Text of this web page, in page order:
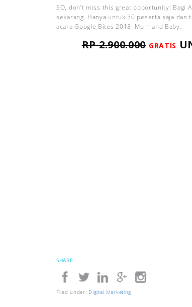
SO, don’t miss this great opportunity! Bagi
sekarang. Hanya untuk 30 peserta saja dan
acara Google Bites 2018: Mom and Baby.
RP 2.900.000 GRATIS
SHARE
Filed under: Digital Marketing